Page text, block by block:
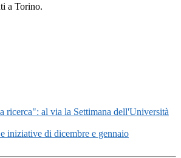
a Torino.
ricerca": al via la Settimana dell'Università
iniziative di dicembre e gennaio